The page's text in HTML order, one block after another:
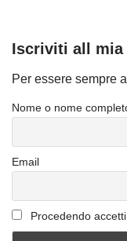
Iscriviti all mia
Per essere sempre
Nome o nome
Email
Procedendo